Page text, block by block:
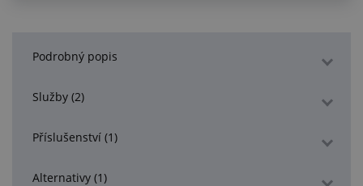
Podrobný popis
Služby (2)
Příslušenství (1)
Alternativy (1)